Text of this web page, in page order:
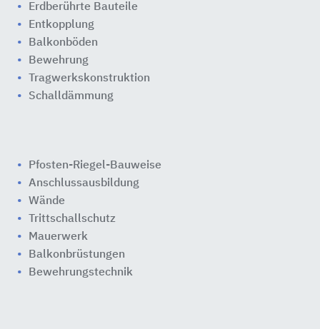
Erdberührte Bauteile
Entkopplung
Balkonböden
Bewehrung
Tragwerkskonstruktion
Schalldämmung
Pfosten-Riegel-Bauweise
Anschlussausbildung
Wände
Trittschallschutz
Mauerwerk
Balkonbrüstungen
Bewehrungstechnik